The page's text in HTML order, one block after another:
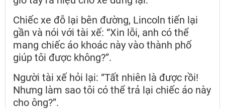
Chiếc xe đỗ lại bên đường, Lincoln tiến lại
gần và nói với tài xế: “Xin lỗi, anh có thể
mang chiếc áo khoác này vào thành phố
giúp tôi được không?”.
Người tài xế hỏi lại: “Tất nhiên là được rồi!
Nhưng làm sao tôi có thể trả lại chiếc áo này
cho ông?”.